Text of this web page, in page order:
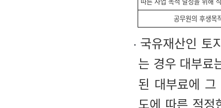
공무원의 후생목
국유재산인 토
는 경우 대부료
된 대부료에 그
도에 따른 적정